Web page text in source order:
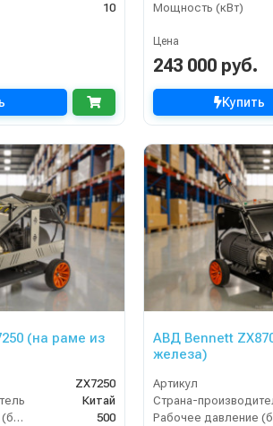
10
Мощность (кВт)
Цена
243 000 руб.
Купить
(на раме из
ZX7250
Китай
Рабочее давление (бар)
500
АВД Bennett
железа)
Артикул
Страна-